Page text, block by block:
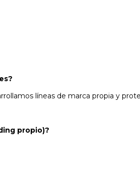
líneas de marca propia y
propio)?